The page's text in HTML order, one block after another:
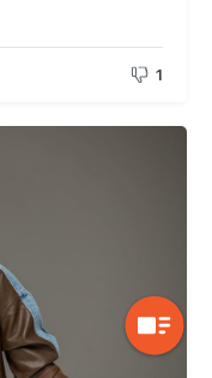
1